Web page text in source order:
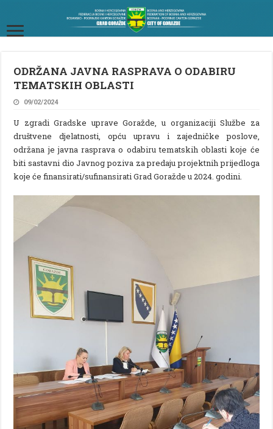
ODRŽANA JAVNA RASPRAVA O ODABIRU
TEMATSKIH OBLASTI
09/02/2024
U zgradi Gradske uprave Goražde, u organizaciji Službe za
društvene djelatnosti, opću upravu i zajedničke poslove,
održana je javna rasprava o odabiru tematskih oblasti koje će
biti sastavni dio Javnog poziva za predaju projektnih prijedloga
koje će finansirati/sufinansirati Grad Goražde u 2024. godini.